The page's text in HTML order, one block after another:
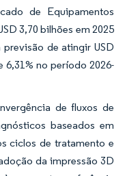
de Equipamentos
3,70 bilhões em 2025
de atingir USD
6,31% no período 2026-
de fluxos de
baseados em
ciclos de tratamento e
da impressão 3D